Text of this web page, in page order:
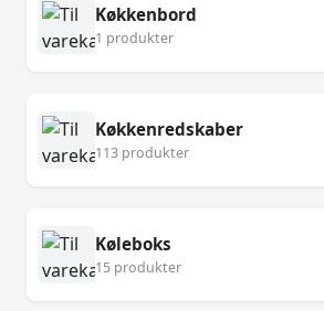
Køkkenbord
1 produkter
Køkkenredskaber
113 produkter
Køleboks
15 produkter